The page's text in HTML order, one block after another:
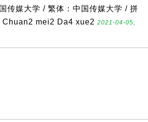
传媒大学 / 繁体：中国传媒大学 / 拼
mei2 Da4 xue2 2021-04-05,